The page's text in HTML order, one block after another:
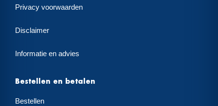
Privacy voorwaarden
Disclaimer
Informatie en advies
Bestellen en betalen
Bestellen